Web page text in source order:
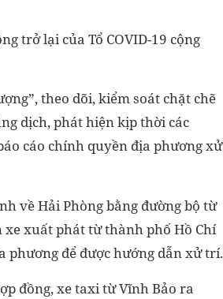
trở lại của Tổ COVID-19 cộng
theo dõi, kiểm soát chặt chẽ
dịch, phát hiện kịp thời các
cáo chính quyền địa phương xử
về Hải Phòng bằng đường bộ từ
xe xuất phát từ thành phố Hồ Chí
phương để được hướng dẫn xử trí.
đồng, xe taxi từ Vĩnh Bảo ra